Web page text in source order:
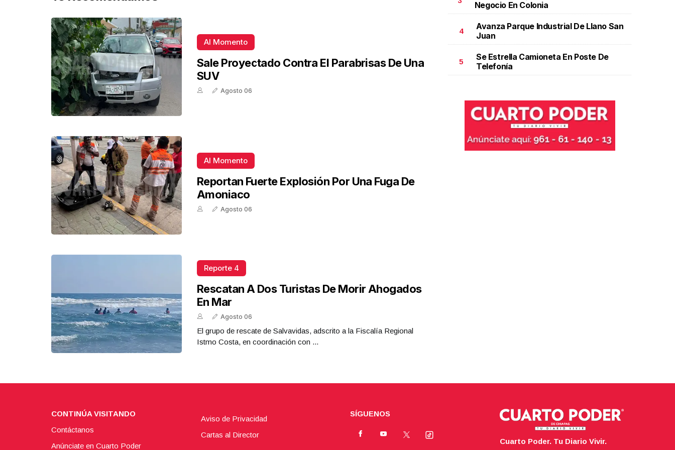
Al Momento
Sale Proyectado Contra El Parabrisas De Una
SUV
Agosto 06
Al Momento
Reportan Fuerte Explosión Por Una Fuga De
Amoniaco
Agosto 06
Reporte 4
Rescatan A Dos Turistas De Morir Ahogados
En Mar
Agosto 06
El grupo de rescate de Salvavidas, adscrito a la Fiscalía Regional
Istmo Costa, en coordinación con ...
Negocio En Colonia
4
Avanza Parque Industrial De Llano San
Juan
5
Se Estrella Camioneta En Poste De
Telefonía
CONTINÚA VISITANDO
Contáctanos
Anúnciate en Cuarto Poder
Aviso de Privacidad
Cartas al Director
SÍGUENOS
Cuarto Poder. Tu Diario Vivir.